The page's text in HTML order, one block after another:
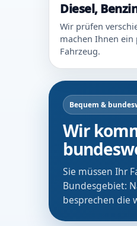
Diesel,
Wir prüfen
machen Ihnen
Fahrzeug.
Bequem &
Wir
Sie müssen Ihr
Bundesgebiet:
besprechen die